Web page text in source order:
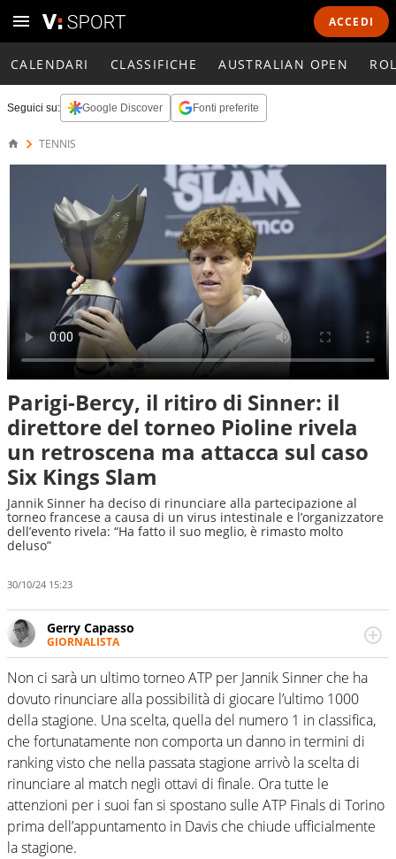
ACCEDI
CALENDARI CLASSIFICHE AUSTRALIAN OPEN
Seguici su: Google Discover Fonti preferite
TENNIS
Parigi-Bercy, il ritiro di Sinner: il
direttore del torneo Pioline rivela
un retroscena ma attacca sul caso
Six Kings Slam
Jannik Sinner ha deciso di rinunciare alla partecipazione al
torneo francese a causa di un virus intestinale e l’organizzatore
dell’evento rivela: “Ha fatto il suo meglio, è rimasto molto
deluso”
30/10/24 15:23
Gerry Capasso
GIORNALISTA
Per lui gli sport americani non hanno segreti: basket,
football, baseball e la capacità innata di trovare la notizia
dove altri non vedono granché
Non ci sarà un ultimo torneo ATP per Jannik Sinner che ha
dovuto rinunciare alla possibilità di giocare l’ultimo 1000
della stagione. Una scelta, quella del numero 1 in classifica,
che fortunatamente non comporta un danno in termini di
ranking visto che nella passata stagione arrivò la scelta di
rinunciare al match negli ottavi di finale. Ora tutte le
attenzioni per i suoi fan si spostano sulle ATP Finals di Torino
prima dell’appuntamento in Davis che chiude ufficialmente
la stagione.